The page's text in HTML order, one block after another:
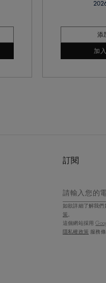
添
加
訂閱
請輸入您的
如欲詳細了解我們
策 。
這個網站採用
隱私權政策 服務